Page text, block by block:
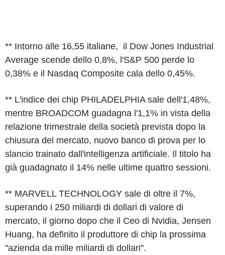
** Intorno alle 16,55 italiane, il Dow Jones Industrial
Average scende dello 0,8%, l'S&P 500 perde lo
0,38% e il Nasdaq Composite cala dello 0,45%.
** L'indice dei chip PHILADELPHIA sale dell'1,48%,
mentre BROADCOM guadagna l'1,1% in vista della
relazione trimestrale della società prevista dopo la
chiusura del mercato, nuovo banco di prova per lo
slancio trainato dall'intelligenza artificiale. Il titolo ha
già guadagnato il 14% nelle ultime quattro sessioni.
** MARVELL TECHNOLOGY sale di oltre il 7%,
superando i 250 miliardi di dollari di valore di
mercato, il giorno dopo che il Ceo di Nvidia, Jensen
Huang, ha definito il produttore di chip la prossima
"azienda da mille miliardi di dollari".